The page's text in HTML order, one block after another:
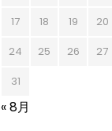
17
18 19 20
24
25 26 27
31
« 8月